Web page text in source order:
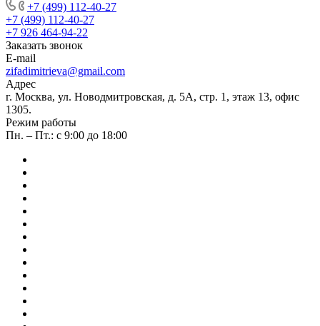
+7 (499) 112-40-27
+7 (499) 112-40-27
+7 926 464-94-22
Заказать звонок
E-mail
zifadimitrieva@gmail.com
Адрес
г. Москва, ул. Новодмитровская, д. 5А, стр. 1, этаж 13, офис
1305.
Режим работы
Пн. – Пт.: с 9:00 до 18:00